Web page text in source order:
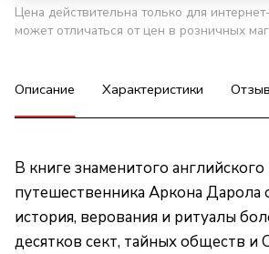
Цена действительна только для
может отличаться от цен в розничных
Описание Характеристики
В книге знаменитого английского
путешественника Аркона Дарола
история, верования и ритуалы
десятков сект, тайных обществ и